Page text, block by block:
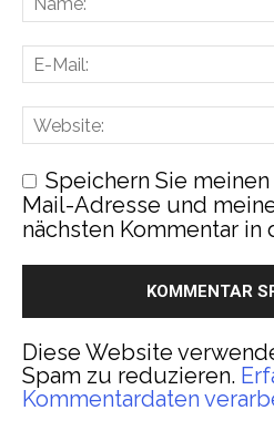
Speichern Sie
Mail-Adresse und
nächsten Kommentar in
Diese Website
Spam zu reduzieren.
Kommentardaten